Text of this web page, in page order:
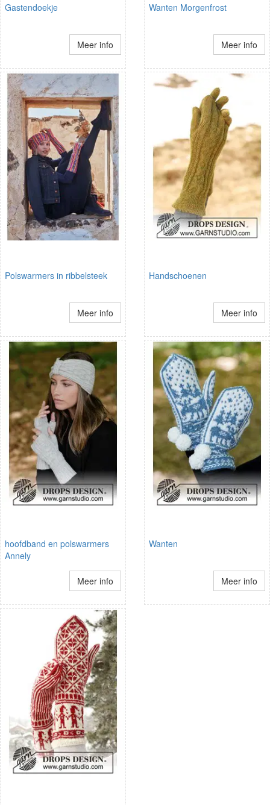
Gastendoekje
Meer info
Wanten Morgenfrost
Meer info
Polswarmers in ribbelsteek
Meer info
Handschoenen
Meer info
hoofdband en polswarmers
Annely
Meer info
Wanten
Meer info